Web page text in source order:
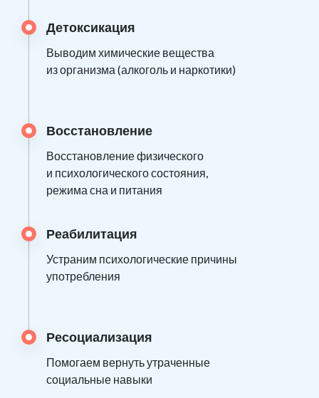
Детоксикация
Выводим химические вещества
из организма (алкоголь и наркотики)
Восстановление
Восстановление физического
и психологического состояния,
режима сна и питания
Реабилитация
Устраним психологические причины
употребления
Ресоциализация
Помогаем вернуть утраченные
социальные навыки